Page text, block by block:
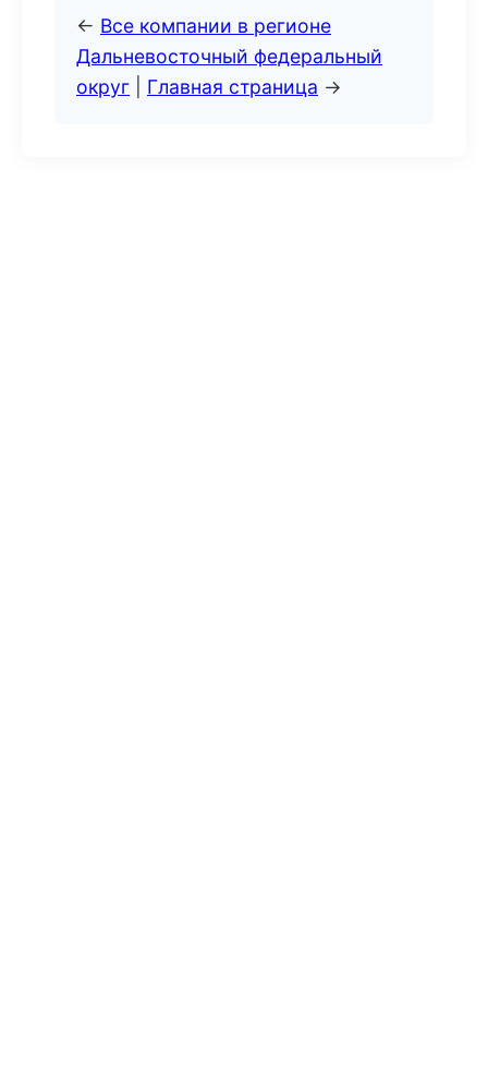
← Все компании в регионе
Дальневосточный федеральный
округ
Главная страница →